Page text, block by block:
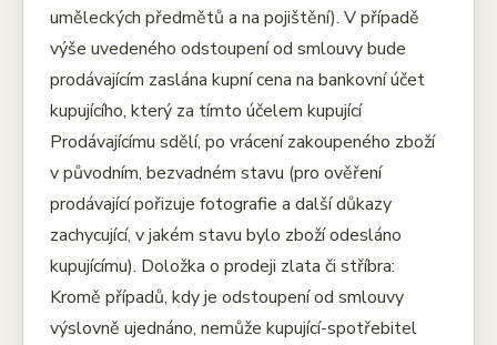
uměleckých předmětů a na pojištění). V případě
výše uvedeného odstoupení od smlouvy bude
prodávajícím zaslána kupní cena na bankovní účet
kupujícího, který za tímto účelem kupující
Prodávajícímu sdělí, po vrácení zakoupeného zboží
v původním, bezvadném stavu (pro ověření
prodávající pořizuje fotografie a další důkazy
zachycující, v jakém stavu bylo zboží odesláno
kupujícímu). Doložka o prodeji zlata či stříbra:
Kromě případů, kdy je odstoupení od smlouvy
výslovně ujednáno, nemůže kupující-spotřebitel